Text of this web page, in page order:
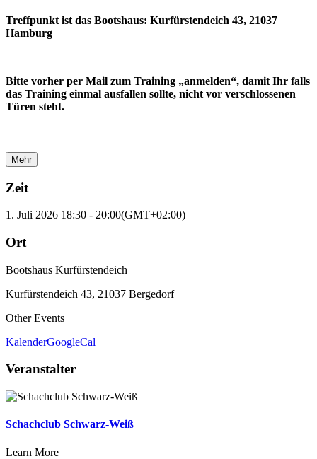
Treffpunkt ist das Bootshaus: Kurfürstendeich 43, 21037
Hamburg
Bitte vorher per Mail zum Training „anmelden“, damit Ihr falls
das Training einmal ausfallen sollte, nicht vor verschlossenen
Türen steht.
Mehr
Zeit
1. Juli 2026 18:30 - 20:00(GMT+02:00)
Ort
Bootshaus Kurfürstendeich
Kurfürstendeich 43, 21037 Bergedorf
Other Events
KalenderGoogleCal
Veranstalter
Schachclub Schwarz-Weiß
Learn More